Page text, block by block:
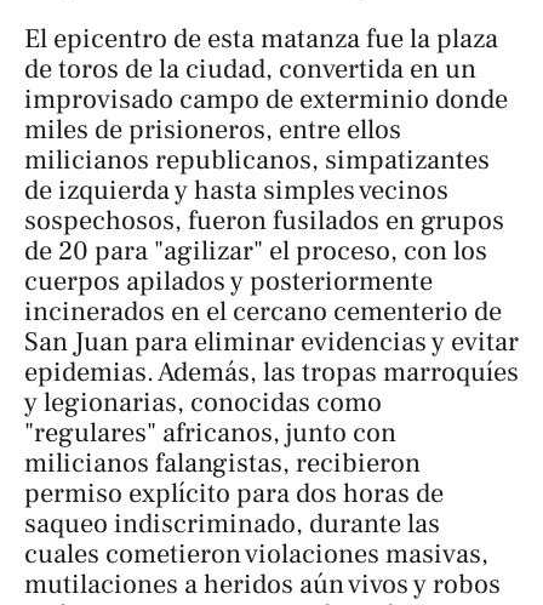
El epicentro de esta matanza fue la plaza
de toros de la ciudad, convertida en un
improvisado campo de exterminio donde
miles de prisioneros, entre ellos
milicianos republicanos, simpatizantes
de izquierda y hasta simples vecinos
sospechosos, fueron fusilados en grupos
de 20 para "agilizar" el proceso, con los
cuerpos apilados y posteriormente
incinerados en el cercano cementerio de
San Juan para eliminar evidencias y evitar
epidemias. Además, las tropas marroquíes
y legionarias, conocidas como
"regulares" africanos, junto con
milicianos falangistas, recibieron
permiso explícito para dos horas de
saqueo indiscriminado, durante las
cuales cometieron violaciones masivas,
mutilaciones a heridos aún vivos y robos